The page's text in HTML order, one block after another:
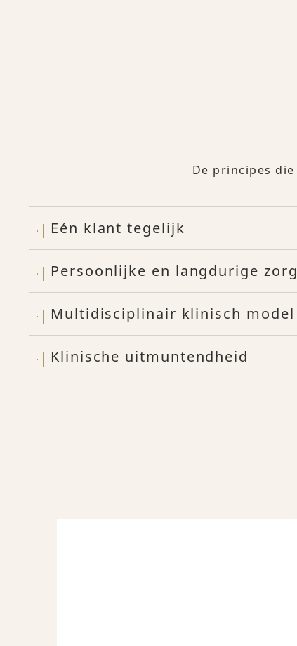
De principes
Eén klant tegelijk
Persoonlijke en langdurige zorg
Multidisciplinair klinisch model
Klinische uitmuntendheid